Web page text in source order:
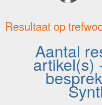
Resultaat op
Aantal
artikel(s)